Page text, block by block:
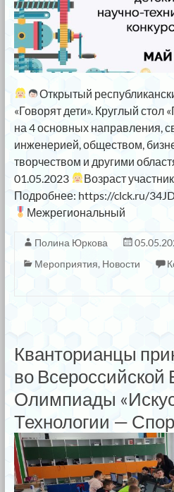
Открытый
«Говорят дети». Круглый стол
на 4 основных направления,
инженерией, обществом,
творчеством и другими
01.05.2023
Возраст
Подробнее: https://clck.ru/34JDQz
Межрегиональный
Полина Юркова
Мероприятия, Новости
Кванторианцы
во
Олимпиады
Технологии —